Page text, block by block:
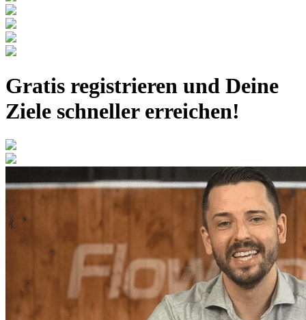
Gratis registrieren und Deine
Ziele schneller erreichen!